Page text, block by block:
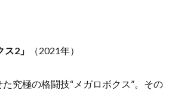
2」 （2021年）
究極の格闘技“メガロボクス”。その